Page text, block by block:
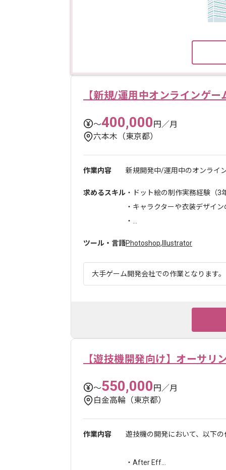
【新規/運用中オンラインゲ
〜400,000円／月
六本木（東京都）
作業内容 新規開発中/運用中のオンライ
求めるスキル ・ドット絵の制作実務経験（3
・キャラクターや衣装デザイ
・...
ツール・言語Photoshop, Illustrator
大手ゲーム開発会社での作業となります
【遊技機開発向け】オーサリ
〜550,000円／月
白金高輪（東京都）
作業内容 遊技機の開発において、以下
・After Eff...